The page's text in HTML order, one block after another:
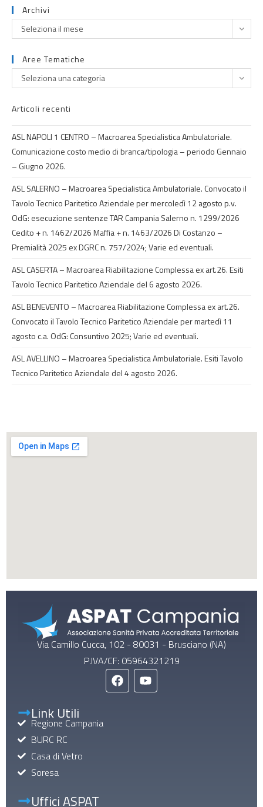
Archivi
Seleziona il mese
Aree Tematiche
Seleziona una categoria
Articoli recenti
ASL NAPOLI 1 CENTRO – Macroarea Specialistica Ambulatoriale.
Comunicazione costo medio di branca/tipologia – periodo Gennaio
– Giugno 2026.
ASL SALERNO – Macroarea Specialistica Ambulatoriale. Convocato il
Tavolo Tecnico Paritetico Aziendale per mercoledì 12 agosto p.v.
OdG: esecuzione sentenze TAR Campania Salerno n. 1299/2026
Cedito + n. 1462/2026 Maffia + n. 1463/2026 Di Costanzo –
Premialità 2025 ex DGRC n. 757/2024; Varie ed eventuali.
ASL CASERTA – Macroarea Riabilitazione Complessa ex art.26. Esiti
Tavolo Tecnico Paritetico Aziendale del 6 agosto 2026.
ASL BENEVENTO – Macroarea Riabilitazione Complessa ex art.26.
Convocato il Tavolo Tecnico Paritetico Aziendale per martedì 11
agosto c.a. OdG: Consuntivo 2025; Varie ed eventuali.
ASL AVELLINO – Macroarea Specialistica Ambulatoriale. Esiti Tavolo
Tecnico Paritetico Aziendale del 4 agosto 2026.
Via Camillo Cucca, 102 - 80031 - Brusciano (NA)
P.IVA/CF: 05964321219
Link Utili
Regione Campania
BURC RC
Casa di Vetro
Soresa
Uffici ASPAT